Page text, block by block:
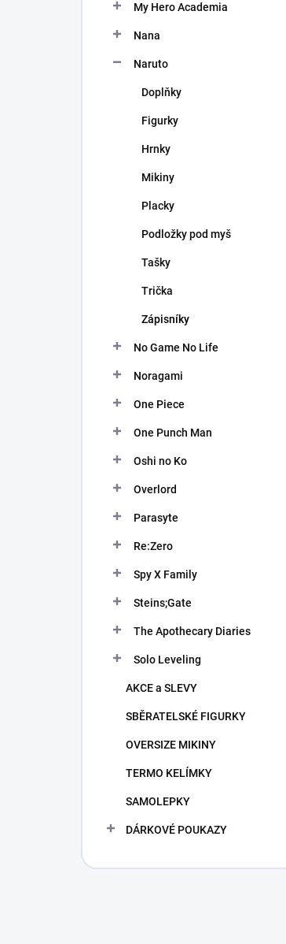
My Hero Academia
Nana
Naruto
Doplňky
Figurky
Hrnky
Mikiny
Placky
Podložky pod myš
Tašky
Trička
Zápisníky
No Game No Life
Noragami
One Piece
One Punch Man
Oshi no Ko
Overlord
Parasyte
Re:Zero
Spy X Family
Steins;Gate
The Apothecary Diaries
Solo Leveling
AKCE a SLEVY
SBĚRATELSKÉ FIGURKY
OVERSIZE MIKINY
TERMO KELÍMKY
SAMOLEPKY
DÁRKOVÉ POUKAZY